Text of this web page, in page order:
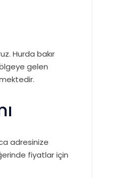
Hurda bakır
gelen
adresinize
fiyatlar için